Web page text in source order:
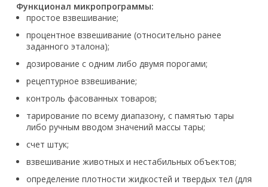
Функционал микропрограммы:
простое взвешивание;
процентное взвешивание (относительно ранее
заданного эталона);
дозирование с одним либо двумя порогами;
рецептурное взвешивание;
контроль фасованных товаров;
тарирование по всему диапазону, с памятью тары
либо ручным вводом значений массы тары;
счет штук;
взвешивание животных и нестабильных объектов;
определение плотности жидкостей и твердых тел (для